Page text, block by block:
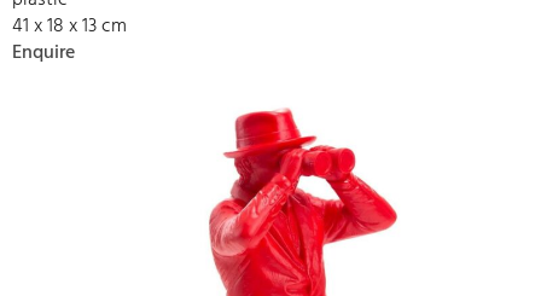
41 x 18 x 13 cm
Enquire